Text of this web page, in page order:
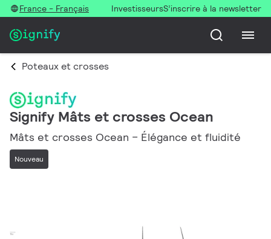
France - Français InvestisseursS’inscrire à la newsletter
Poteaux et crosses
Signify Mâts et crosses Ocean
Mâts et crosses Ocean – Élégance et fluidité
Nouveau